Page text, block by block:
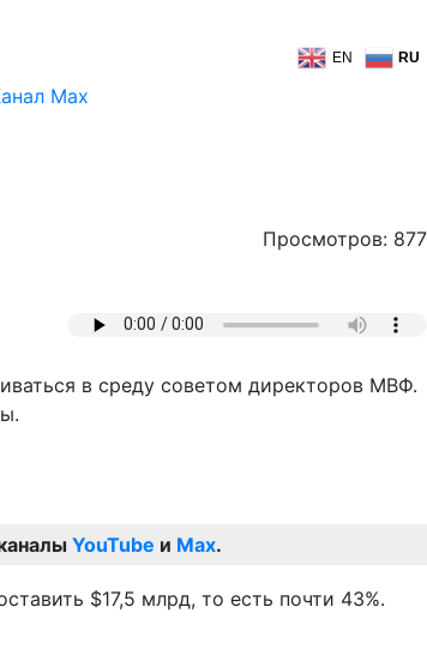
EN RU
Просмотров: 877
в среду советом директоров МВФ.
YouTube и Max.
$17,5 млрд, то есть почти 43%.